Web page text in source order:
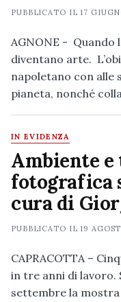
PUBBLICATO IL17
AGNONE - Quando
diventano arte.
napoletano con alle
pianeta, nonché
IN EVIDENZA
Ambiente
fotografica
cura di
PUBBLICATO IL19
CAPRACOTTA –
in tre anni di lavoro.
settembre la